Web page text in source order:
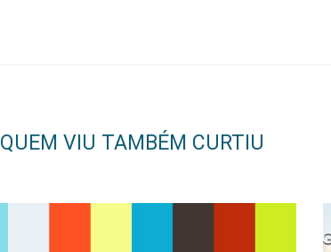
QUEM VIU TAMBÉM CURTIU